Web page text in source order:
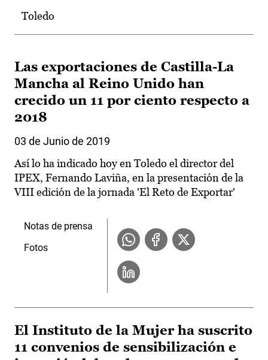
Toledo
Las exportaciones de Castilla-La
Mancha al Reino Unido han
crecido un 11 por ciento respecto a
2018
03 de Junio de 2019
Así lo ha indicado hoy en Toledo el director del
IPEX, Fernando Laviña, en la presentación de la
VIII edición de la jornada 'El Reto de Exportar'
Notas de prensa
Fotos
El Instituto de la Mujer ha suscrito
11 convenios de sensibilización e